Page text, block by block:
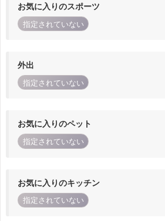
お気に入りのスポーツ
指定されていない
外出
指定されていない
お気に入りのペット
指定されていない
お気に入りのキッチン
指定されていない